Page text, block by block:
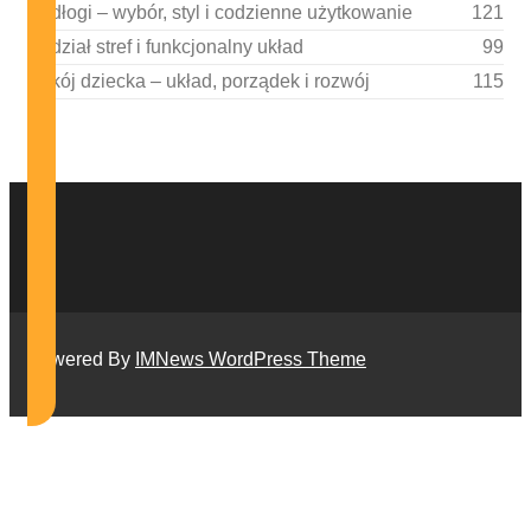
Podłogi – wybór, styl i codzienne użytkowanie
121
Podział stref i funkcjonalny układ
99
Pokój dziecka – układ, porządek i rozwój
115
Powered By IMNews WordPress Theme